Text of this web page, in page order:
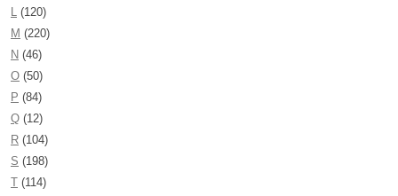
L (120)
M (220)
N (46)
O (50)
P (84)
Q (12)
R (104)
S (198)
T (114)